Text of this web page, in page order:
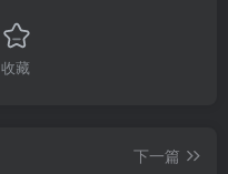
收藏
下一篇